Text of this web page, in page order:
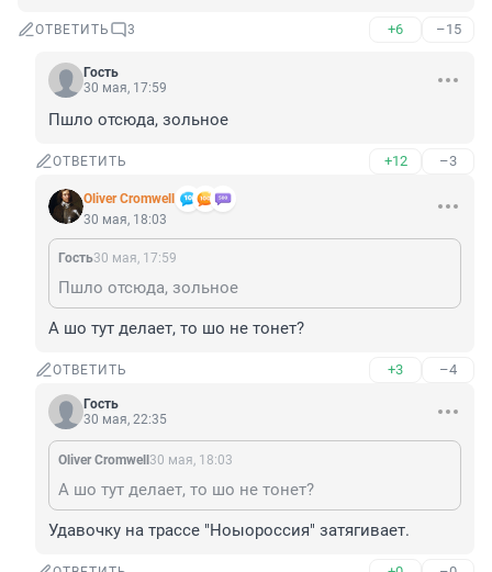
ОТВЕТИТЬ 3 +6 –15
Гость
30 мая, 17:59
Пшло отсюда, зольное
ОТВЕТИТЬ +12 –3
Oliver Cromwell
30 мая, 18:03
Гость30 мая, 17:59
Пшло отсюда, зольное
А шо тут делает, то шо не тонет?
ОТВЕТИТЬ +3 –4
Гость
30 мая, 22:35
Oliver Cromwell 30 мая, 18:03
А шо тут делает, то шо не тонет?
Удавочку на трассе "Ноыороссия" затягивает.